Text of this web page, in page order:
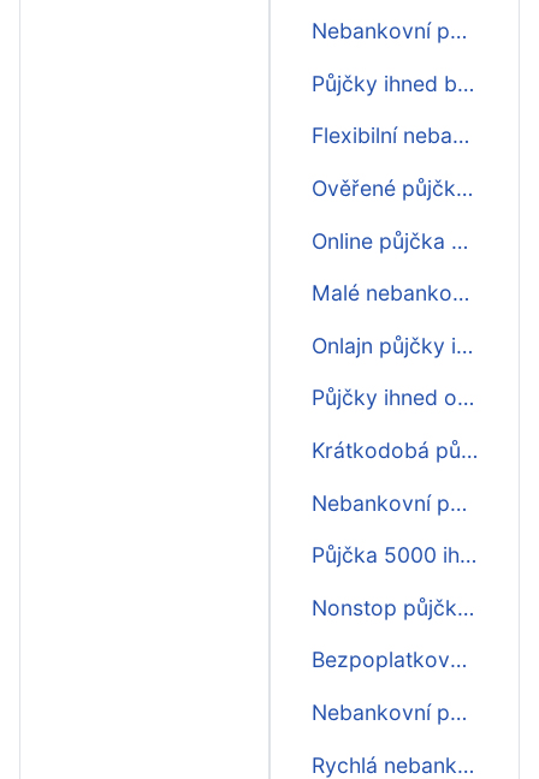
Nebankovní půjčky ihned první zdarma
Půjčky ihned bez poplatku
Flexibilní nebankovní půjčky ihned na účet
Ověřené půjčky ihned
Online půjčka schválení ihned
Malé nebankovní půjčky ihned
Onlajn půjčky ihned
Půjčky ihned o víkendu
Krátkodobá půjčka schválení ihned
Nebankovní půjčka 2000 ihned na účet
Půjčka 5000 ihned
Nonstop půjčky ihned zdarma
Bezpoplatková půjčka ihned
Nebankovní půjčka na splátky ihned
Rychlá nebankovní půjčka ihned na účet